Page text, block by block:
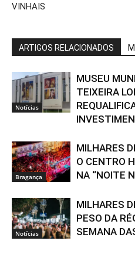
VINHAIS
ARTIGOS RELACIONADOS
Notícias
MUSEU
TEIXEIRA
Bragança
MILHARES
O CENTRO
NA “NOITE
Notícias
MILHARES
PESO DA
SEMANA